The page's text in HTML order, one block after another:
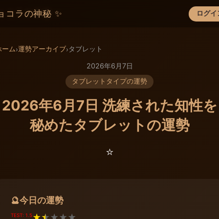
コラの神秘 ✨ ログイ
×
ーム›運勢アーカイブ›タブレット
2026年6月7日
タブレットタイプの運勢
2026年6月7日 洗練された知性を
秘めたタブレットの運勢
⭐️
🔮今日の運勢
TEST: 1.5